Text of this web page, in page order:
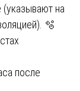
(указывают на
🫧
после